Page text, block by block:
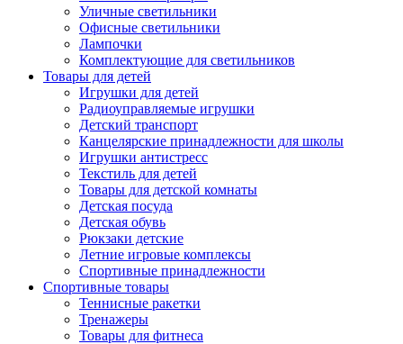
Уличные светильники
Офисные светильники
Лампочки
Комплектующие для светильников
Товары для детей
Игрушки для детей
Радиоуправляемые игрушки
Детский транспорт
Канцелярские принадлежности для школы
Игрушки антистресс
Текстиль для детей
Товары для детской комнаты
Детская посуда
Детская обувь
Рюкзаки детские
Летние игровые комплексы
Спортивные принадлежности
Спортивные товары
Теннисные ракетки
Тренажеры
Товары для фитнеса